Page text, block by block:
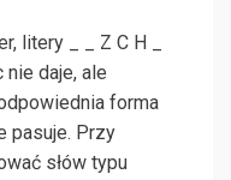
litery _ _ Z C H _
nie daje, ale
forma
pasuje. Przy
słów typu